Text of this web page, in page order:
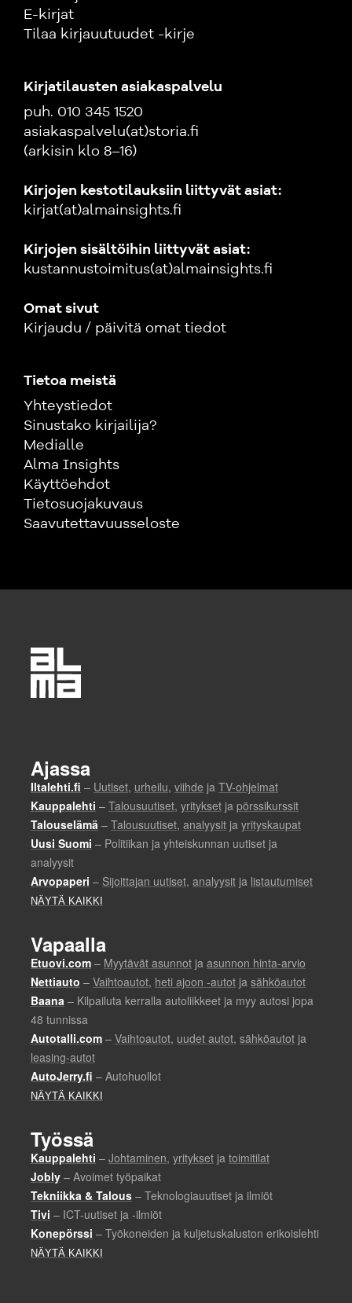
E-kirjat
Tilaa kirjauutuudet -kirje
Kirjatilausten asiakaspalvelu
puh. 010 345 1520
asiakaspalvelu(at)storia.fi
(arkisin klo 8–16)
Kirjojen kestotilauksiin liittyvät asiat:
kirjat(at)almainsights.fi
Kirjojen sisältöihin liittyvät asiat:
kustannustoimitus(at)almainsights.fi
Omat sivut
Kirjaudu / päivitä omat tiedot
Tietoa meistä
Yhteystiedot
Sinustako kirjailija?
Medialle
Alma Insights
Käyttöehdot
Tietosuojakuvaus
Saavutettavuusseloste